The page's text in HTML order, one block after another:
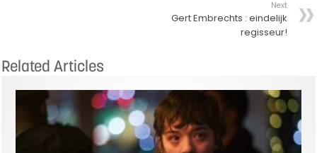
Next
Gert Embrechts : eindelijk
regisseur!
Related Articles